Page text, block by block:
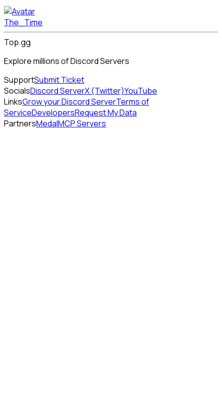
The_Time
Top.gg
Explore millions of Discord Servers
SupportSubmit Ticket
SocialsDiscord ServerX (Twitter)YouTube
LinksGrow your Discord ServerTerms of
ServiceDevelopersRequest My Data
PartnersMedalMCP Servers